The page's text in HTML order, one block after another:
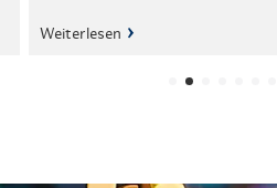
Weiterlesen